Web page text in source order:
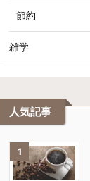
節約
雑学
人気記事
1